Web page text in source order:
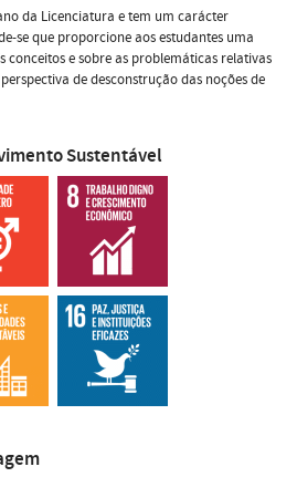
da Licenciatura e tem um carácter
se que proporcione aos estudantes uma
conceitos e sobre as problemáticas relativas
de desconstrução das noções de
Sustentável